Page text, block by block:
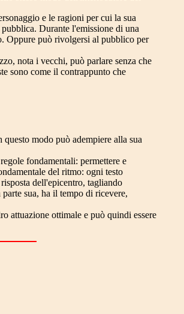
e le ragioni per cui la sua
Durante l'emissione di una
Oppure può rivolgersi al pubblico per
nota i vecchi, può parlare senza che
sono come il contrappunto che
modo può adempiere alla sua
fondamentali: permettere e
del ritmo: ogni testo
dell'epicentro, tagliando
sua, ha il tempo di ricevere,
attuazione ottimale e può quindi essere